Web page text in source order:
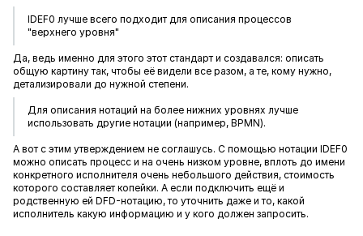
IDEF0 лучше всего подходит для описания процессов
"верхнего уровня"
Да, ведь именно для этого этот стандарт и создавался: описать
общую картину так, чтобы её видели все разом, а те, кому нужно,
детализировали до нужной степени.
Для описания нотаций на более нижних уровнях лучше
использовать другие нотации (например, BPMN).
А вот с этим утверждением не соглашусь. С помощью нотации IDEF0
можно описать процесс и на очень низком уровне, вплоть до имени
конкретного исполнителя очень небольшого действия, стоимость
которого составляет копейки. А если подключить ещё и
родственную ей DFD-нотацию, то уточнить даже и то, какой
исполнитель какую информацию и у кого должен запросить.